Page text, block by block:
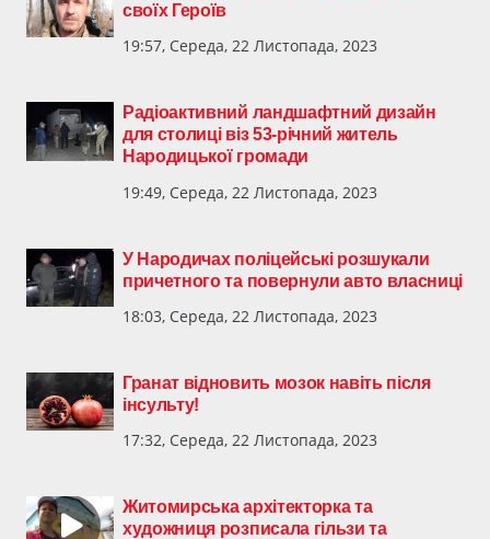
своїх Героїв
19:57, Середа, 22 Листопада, 2023
Радіоактивний ландшафтний дизайн
для столиці віз 53-річний житель
Народицької громади
19:49, Середа, 22 Листопада, 2023
У Народичах поліцейські розшукали
причетного та повернули авто власниці
18:03, Середа, 22 Листопада, 2023
Гранат відновить мозок навіть після
інсульту!
17:32, Середа, 22 Листопада, 2023
Житомирська архітекторка та
художниця розписала гільзи та